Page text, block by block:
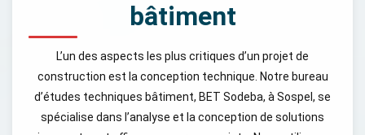
bâtiment
L’un des aspects les plus critiques d’un projet de
construction est la conception technique. Notre bureau
d’études techniques bâtiment, BET Sodeba, à Sospel, se
spécialise dans l’analyse et la conception de solutions